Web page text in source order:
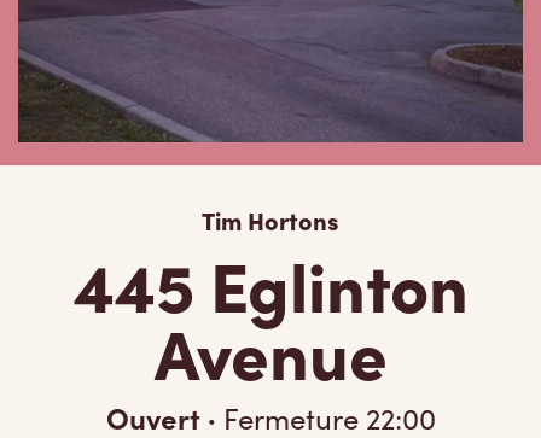
Tim Hortons
445 Eglinton
Avenue
Ouvert · Fermeture 22:00